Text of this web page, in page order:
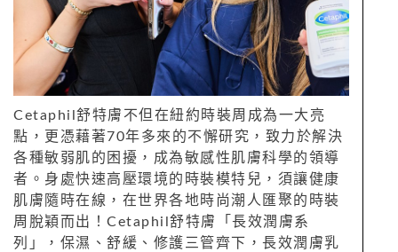
Cetaphil舒特膚不但在紐約時裝周成為一大亮
點，更憑藉著70年多來的不懈研究，致力於解決
各種敏弱肌的困擾，成為敏感性肌膚科學的領導
者。身處快速高壓環境的時裝模特兒，須讓健康
肌膚隨時在線，在世界各地時尚潮人匯聚的時裝
周脫穎而出！Cetaphil舒特膚「長效潤膚系
列」，保濕、舒緩、修護三管齊下，長效潤膚乳